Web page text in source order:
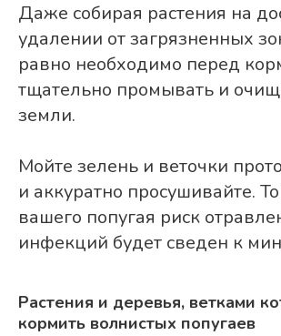
Даже собирая растения на
удалении от загрязненных
равно необходимо перед
тщательно промывать и
земли.
Мойте зелень и веточки
и аккуратно просушивайте.
вашего попугая риск
инфекций будет сведен к
Растения и деревья, ветками
кормить волнистых попугаев